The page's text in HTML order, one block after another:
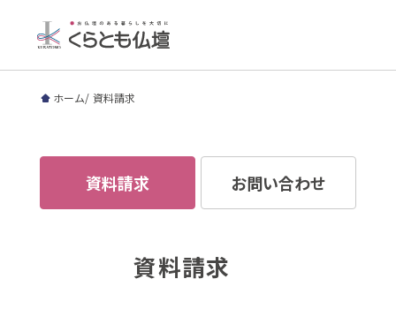
ホーム 資料請求
資料請求 お問い合わせ
資料請求